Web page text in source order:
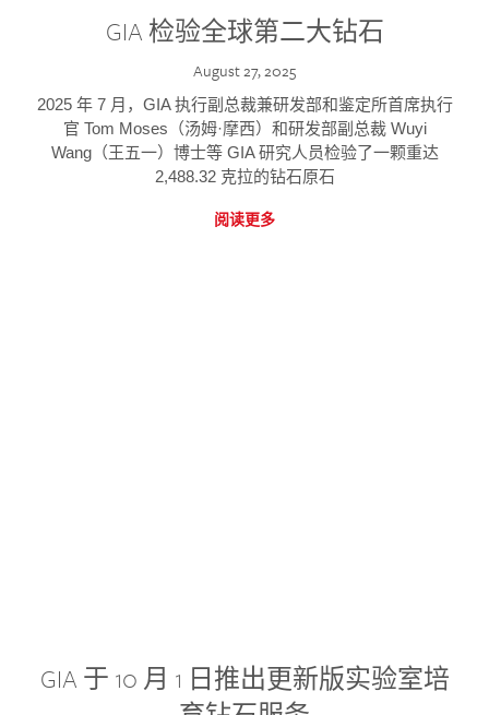
GIA 检验全球第二大钻石
August 27, 2025
2025 年 7 月，GIA 执行副总裁兼研发部和鉴定所首席执行
官 Tom Moses（汤姆·摩西）和研发部副总裁 Wuyi
Wang（王五一）博士等 GIA 研究人员检验了一颗重达
2,488.32 克拉的钻石原石
阅读更多
GIA 于 10 月 1 日推出更新版实验室培